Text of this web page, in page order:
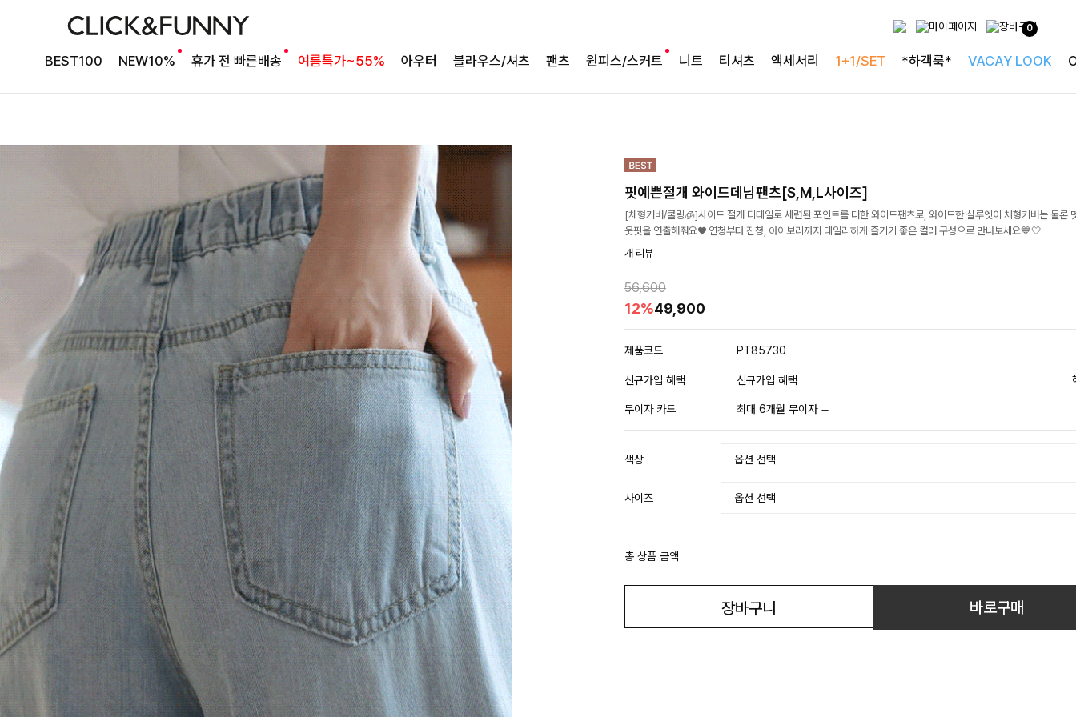
0
BEST100 NEW10% 휴가 전 빠른배송 여름특가~55% 아우터 블라우스/셔츠 팬츠 원피스/스커트 니트 티셔츠 액세서리 1+1/SET *하객룩* VACAY LOOK
핏예쁜절개 와이드데님팬츠[S,M,L사이즈]
[체형커버/쿨링🧊]사이드 절개 디테일로 세련된 포인트를 더한 와이드팬츠로, 와이드한 실루엣이 체형커버는 물론
웃핏을 연출해줘요♥ 연청부터 진청, 아이보리까지 데일리하게 즐기기 좋은 컬러 구성으로 만나보세요💙🤍
개 리뷰
56,600
12%49,900
제품코드 PT85730
신규가입 혜택 신규가입 혜택
무이자 카드 최대 6개월 무이자
색상
사이즈
총 상품 금액
장바구니 바로구매